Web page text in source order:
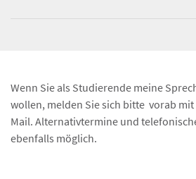
Wenn Sie als Studierende meine
wollen, melden Sie sich bitte vorab mit
Mail. Alternativtermine und
ebenfalls möglich.